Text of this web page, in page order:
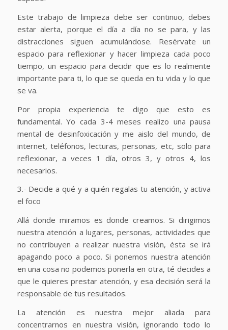
Este trabajo de limpieza debe ser continuo, debes
estar alerta, porque el día a día no se para, y las
distracciones siguen acumulándose. Resérvate un
espacio para reflexionar y hacer limpieza cada poco
tiempo, un espacio para decidir que es lo realmente
importante para ti, lo que se queda en tu vida y lo que
se va.
Por propia experiencia te digo que esto es
fundamental. Yo cada 3-4 meses realizo una pausa
mental de desinfoxicación y me aislo del mundo, de
internet, teléfonos, lecturas, personas, etc, solo para
reflexionar, a veces 1 día, otros 3, y otros 4, los
necesarios.
3.- Decide a qué y a quién regalas tu atención, y activa
el foco
Allá donde miramos es donde creamos. Si dirigimos
nuestra atención a lugares, personas, actividades que
no contribuyen a realizar nuestra visión, ésta se irá
apagando poco a poco. Si ponemos nuestra atención
en una cosa no podemos ponerla en otra, té decides a
que le quieres prestar atención, y esa decisión será la
responsable de tus resultados.
La atención es nuestra mejor aliada para
concentrarnos en nuestra visión, ignorando todo lo